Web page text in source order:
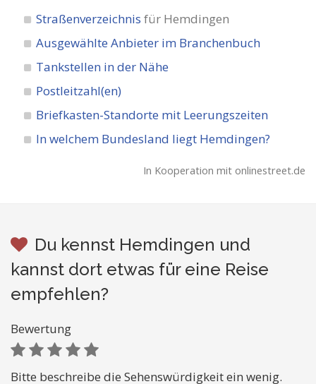
Straßenverzeichnis für Hemdingen
Ausgewählte Anbieter im Branchenbuch
Tankstellen in der Nähe
Postleitzahl(en)
Briefkasten-Standorte mit Leerungszeiten
In welchem Bundesland liegt Hemdingen?
In Kooperation mit onlinestreet.de
Du kennst Hemdingen und
kannst dort etwas für eine Reise
empfehlen?
Bewertung
Bitte beschreibe die Sehenswürdigkeit ein wenig.